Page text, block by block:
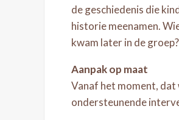
de geschiedenis die
historie meenamen.
kwam later in de groep?
Aanpak op maat
Vanaf het moment, dat
ondersteunende